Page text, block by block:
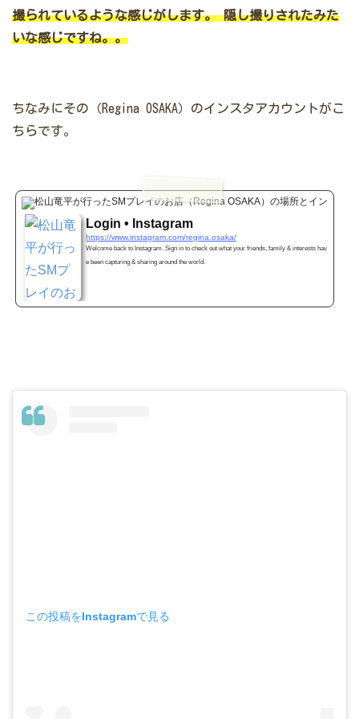
撮られているような感じがします。隠し撮りされたみた
いな感じですね。。
ちなみにその（Regina OSAKA）のインスタアカウントがこ
ちらです。
Login • Instagram
https://www.instagram.com/regina.osaka/
Welcome back to Instagram. Sign in to check out what your friends, family & interests hav
e been capturing & sharing around the world.
この投稿をInstagramで見る